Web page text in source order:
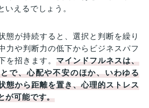
いえるでしょう。
態が持続すると、選択と判断を繰り
力や判断力の低下からビジネスパフ
を招きます。マインドフルネスは、
で、心配や不安のほか、いわゆる
態から距離を置き、心理的ストレス
が可能です。